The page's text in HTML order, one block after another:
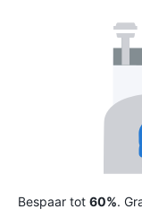
Bespaar tot 60%.